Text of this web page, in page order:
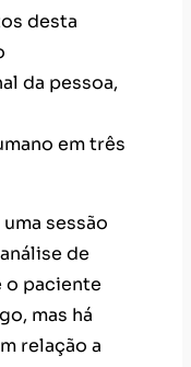
desta
da pessoa,
em três
sessão
de
o paciente
mas há
relação a